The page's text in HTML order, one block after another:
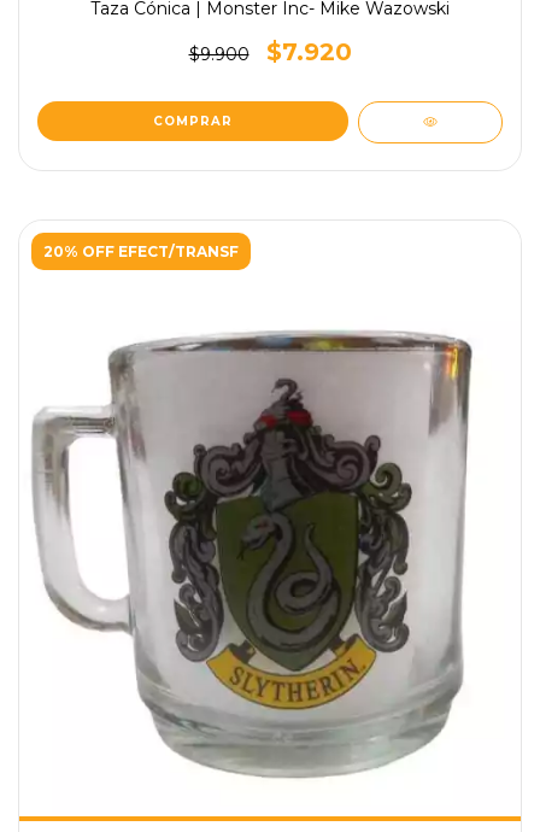
Taza Cónica | Monster Inc- Mike Wazowski
$9.900 $7.920
20% OFF EFECT/TRANSF